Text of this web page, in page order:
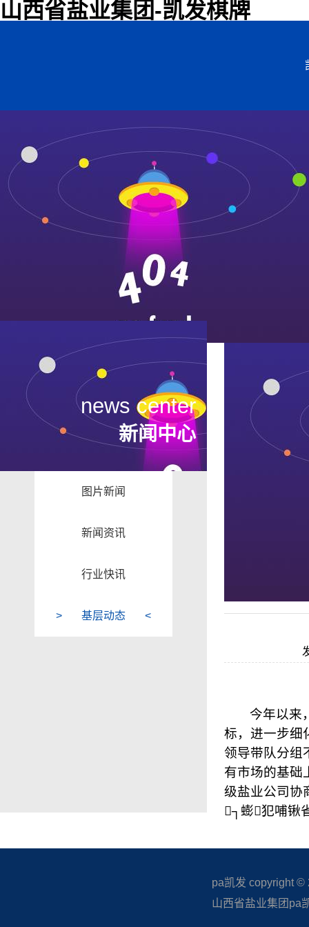
山西省盐业集团-凯发棋牌
news center
新闻中心
图片新闻
新闻资讯
行业快讯
基层动态
今年以来
标，进一步细
领导带队分组
有市场的基础
级盐业公司协
┐蟛犯哺锹
pa凯发 copyright ©
山西省盐业集团pa